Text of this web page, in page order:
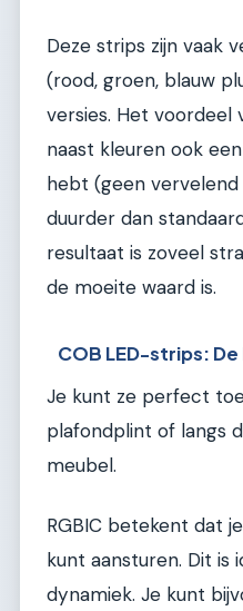
Deze strips zijn vaak
(rood, groen, blauw
versies. Het voordeel
naast kleuren ook
hebt (geen vervelend
duurder dan
resultaat is zoveel
de moeite waard is.
COB LED-strips:
Je kunt ze perfect
plafondplint of langs
meubel.
RGBIC betekent dat
kunt aansturen. Dit is
dynamiek. Je kunt